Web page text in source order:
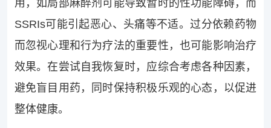
用，如局部麻醉剂可能导致暂时的性功能障碍，而
SSRIs可能引起恶心、头痛等不适。过分依赖药物
而忽视心理和行为疗法的重要性，也可能影响治疗
效果。在尝试自我恢复时，应综合考虑各种因素，
避免盲目用药，同时保持积极乐观的心态，以促进
整体健康。